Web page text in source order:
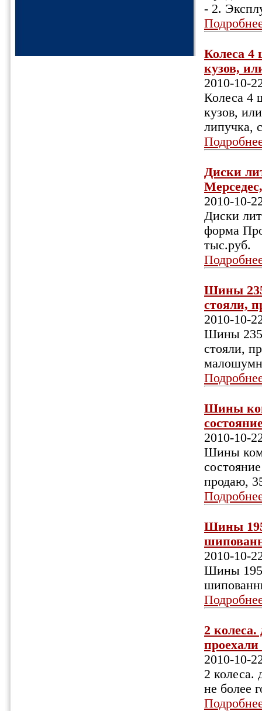
- 2.
Колеса 4
кузов,
2010-10-
Колеса 4
кузов,
липучка,
Диски
2010-10-
Диски
форма
тыс.руб.
Шины
стояли,
2010-10-
Шины
стояли,
Шины
2010-10-
Шины
продаю,
Шины
2010-10-
Шины
2
проехали
2010-10-
2 колеса.
не более